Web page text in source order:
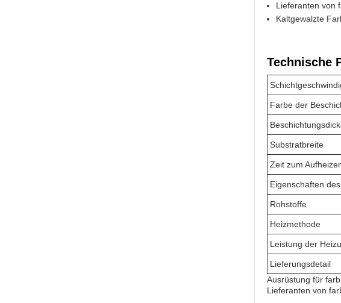
Lieferanten von
Kaltgewalzte
Technische
Farbe der
Substratbreite
Zeit zum
Eigenschaften
Rohstoffe
Heizmethode
Leistung der
Lieferungsdetail
Ausrüstung für
Lieferanten von